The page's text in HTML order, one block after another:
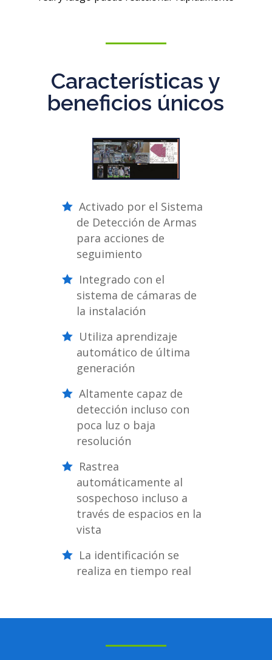
Características y
beneficios únicos
Activado por el Sistema
de Detección de Armas
para acciones de
seguimiento
Integrado con el
sistema de cámaras de
la instalación
Utiliza aprendizaje
automático de última
generación
Altamente capaz de
detección incluso con
poca luz o baja
resolución
Rastrea
automáticamente al
sospechoso incluso a
través de espacios en la
vista
La identificación se
realiza en tiempo real